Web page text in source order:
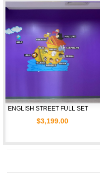
ENGLISH STREET FULL SET
$3,199.00